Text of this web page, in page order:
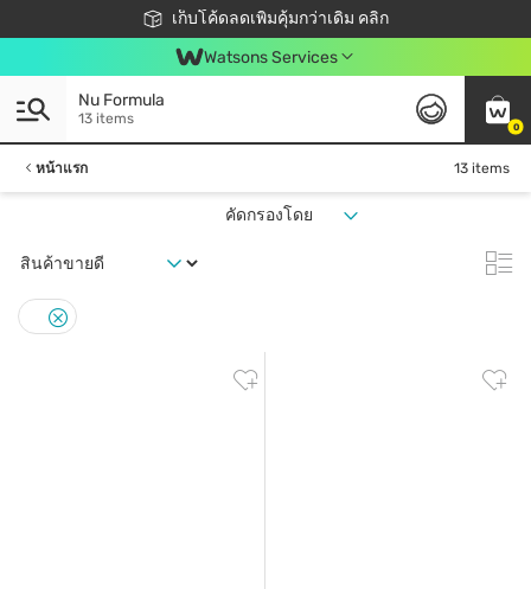
เก็บโค้ดลดเพิ่มคุ้มกว่าเดิม คลิก
ชอปออนไลน์ครั้งแรก ลดเพิ่มจุก ๆ 10%! 🎉
📦ส่งฟรี! เมื่อชอป 499฿
สมาชิกวัตสัน คลับดียังไง?
Watsons Services
0
Nu Formula
13 items
หน้าแรก 13 items
คัดกรองโดย